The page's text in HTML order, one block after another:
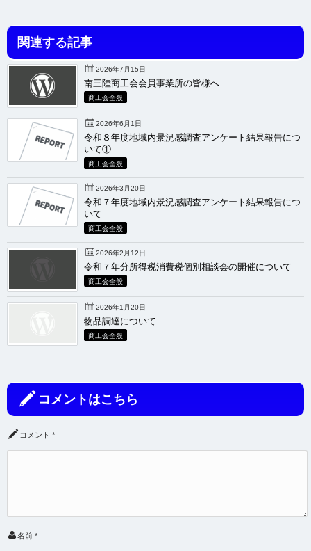
関連する記事
2026年7月15日
南三陸商工会会員事業所の皆様へ
商工会全般
2026年6月1日
令和８年度地域内景況感調査アンケート結果報告につ
いて①
商工会全般
2026年3月20日
令和７年度地域内景況感調査アンケート結果報告につ
いて
商工会全般
2026年2月12日
令和７年分所得税消費税個別相談会の開催について
商工会全般
2026年1月20日
物品調達について
商工会全般
コメントはこちら
コメント *
名前 *